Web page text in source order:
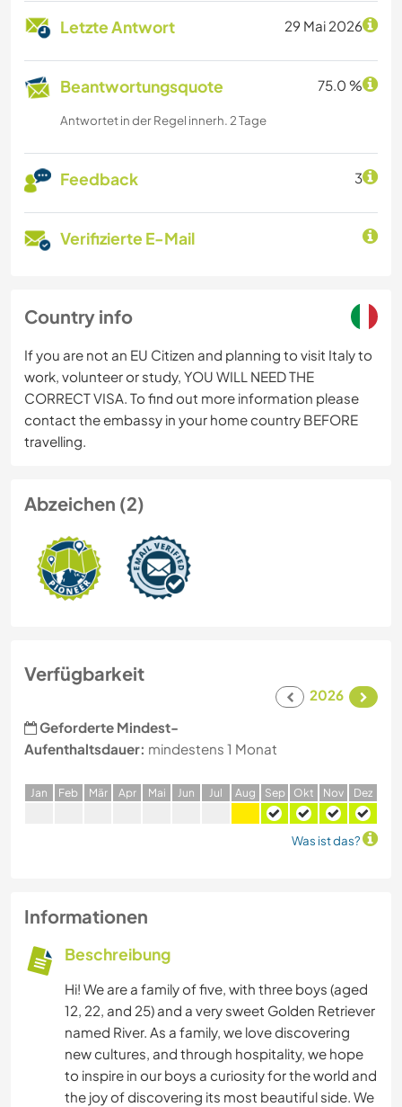
Letzte Antwort 29 Mai 2026
Beantwortungsquote 75.0 %
Antwortet in der Regel innerh. 2 Tage
Feedback 3
Verifizierte E-Mail
Country info
If you are not an EU Citizen and planning to visit Italy to
work, volunteer or study, YOU WILL NEED THE
CORRECT VISA. To find out more information please
contact the embassy in your home country BEFORE
travelling.
Abzeichen (2)
Verfügbarkeit
2026
Geforderte Mindest-
Aufenthaltsdauer: mindestens 1 Monat
Jan Feb Mär Apr Mai Jun Jul Aug Sep Okt Nov Dez
Was ist das?
Informationen
Beschreibung
Hi! We are a family of five, with three boys (aged
12, 22, and 25) and a very sweet Golden Retriever
named River. As a family, we love discovering
new cultures, and through hospitality, we hope
to inspire in our boys a curiosity for the world and
the joy of discovering its most beautiful side. We